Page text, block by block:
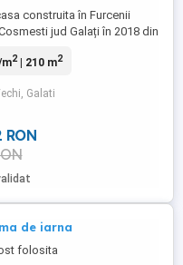
construita în Furcenii
jud Galați în 2018 din
de 45 KW pe lemne 5
casa este cu mansarda, 210
suprafață teren 700m patrati
...
m2| 210 m2
Galati
RON
de iarna
folosita